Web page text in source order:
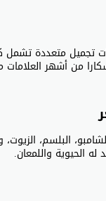
متعددة تشمل
البلسم،
الحيوية واللمعان.